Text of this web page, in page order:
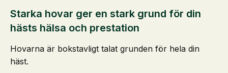
Starka hovar ger en stark grund för din
hästs hälsa och prestation
Hovarna är bokstavligt talat grunden för hela din
häst.